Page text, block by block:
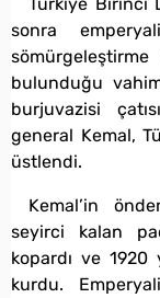
sonra
bulunduğu
burjuvazisi
general Kemal,
üstlendi.
Kemal’in
seyirci kalan
kopardı ve 1920
kurdu.